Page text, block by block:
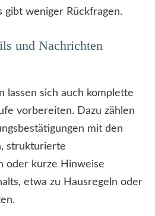
gibt weniger Rückfragen.
und Nachrichten
lassen sich auch komplette
vorbereiten. Dazu zählen
mit den
strukturierte
oder kurze Hinweise
etwa zu Hausregeln oder